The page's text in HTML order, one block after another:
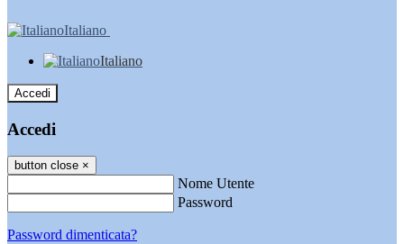
Italiano
Italiano
Accedi
Accedi
button close ×
Nome Utente
Password
Password dimenticata?